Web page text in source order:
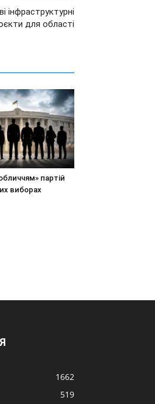
інфраструктурні
для області
партій
виборах
1662
519